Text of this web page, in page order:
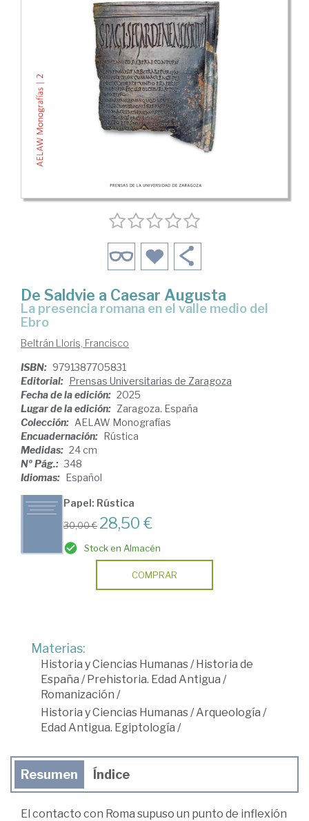
De Saldvie a Caesar Augusta
La presencia romana en el valle medio del
Ebro
Beltrán Lloris, Francisco
ISBN: 9791387705831
Editorial: Prensas Universitarias de Zaragoza
Fecha de la edición: 2025
Lugar de la edición: Zaragoza. España
Colección: AELAW Monografías
Encuadernación: Rústica
Medidas: 24 cm
Nº Pág.: 348
Idiomas: Español
Papel: Rústica
30,00 € 28,50 €
Stock en Almacén
COMPRAR
Materias:
Historia y Ciencias Humanas/Historia de
España /Prehistoria. Edad Antigua /
Romanización /
Historia y Ciencias Humanas/Arqueología /
Edad Antigua. Egiptología /
Resumen Índice
El contacto con Roma supuso un punto de inflexión